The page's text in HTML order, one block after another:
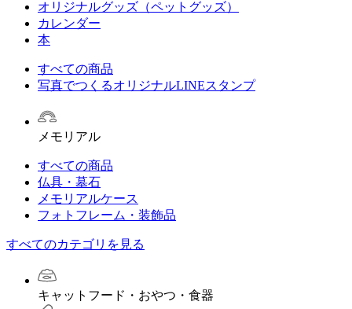
オリジナルグッズ（ペットグッズ）
カレンダー
本
すべての商品
写真でつくるオリジナルLINEスタンプ
メモリアル
すべての商品
仏具・墓石
メモリアルケース
フォトフレーム・装飾品
すべてのカテゴリを見る
キャットフード・おやつ・食器